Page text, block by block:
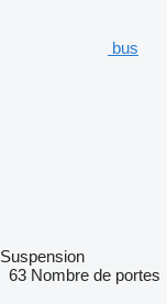
bus
Suspension
63 Nombre de portes